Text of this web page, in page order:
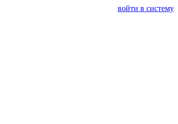
войти в систему